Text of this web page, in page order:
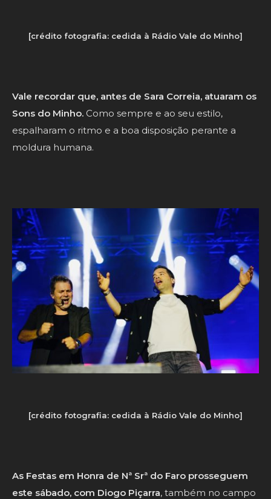
[crédito fotografia: cedida à Rádio Vale do Minho]
Vale recordar que, antes de Sara Correia, atuaram os
Sons do Minho. Como sempre e ao seu estilo,
espalharam o ritmo e a boa disposição perante a
moldura humana.
[crédito fotografia: cedida à Rádio Vale do Minho]
As Festas em Honra de Nª Srª do Faro prosseguem
este sábado, com Diogo Piçarra, também no campo